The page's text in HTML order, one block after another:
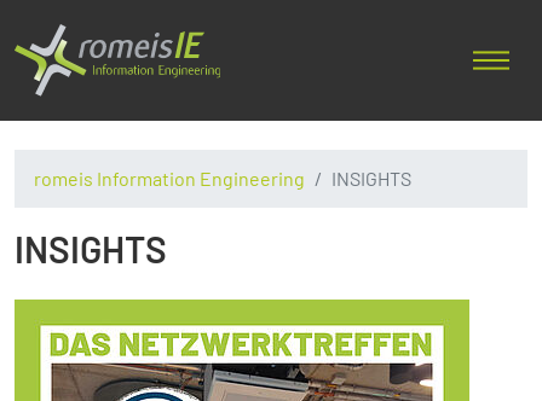
romeis Information Engineering INSIGHTS
INSIGHTS